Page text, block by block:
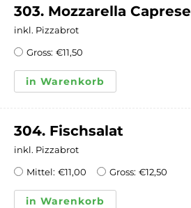
303. Mozzarella Caprese
inkl. Pizzabrot
Gross: €11,50
in Warenkorb
304. Fischsalat
inkl. Pizzabrot
Mittel: €11,00 Gross: €12,50
in Warenkorb